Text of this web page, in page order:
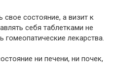
состояние, а визит к
себя таблетками не
лекарства.
ни печени, ни почек,